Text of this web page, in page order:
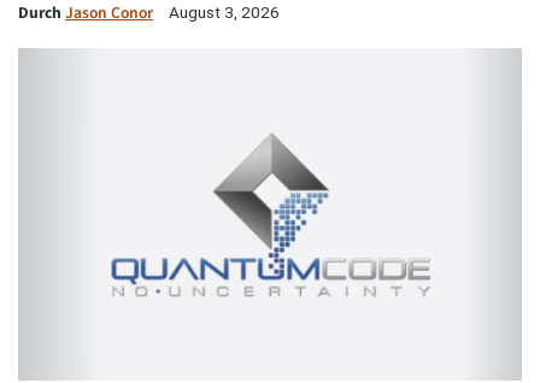
Durch Jason Conor August 3, 2026